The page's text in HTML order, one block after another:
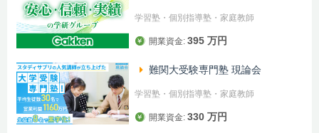
学習塾・個別指導塾・家庭教師
開業資金: 395 万円
難関大受験専門塾 現論会
学習塾・個別指導塾・家庭教師
開業資金: 330 万円